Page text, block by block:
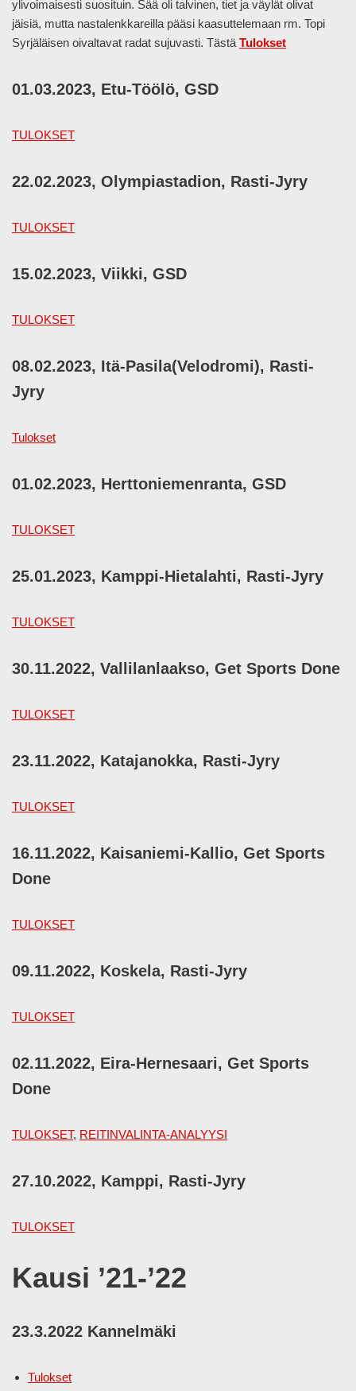
ylivoimaisesti suosituin. Sää oli talvinen, tiet ja väylät olivat
jäisiä, mutta nastalenkkareilla pääsi kaasuttelemaan rm. Topi
Syrjäläisen oivaltavat radat sujuvasti. TästäTulokset
01.03.2023, Etu-Töölö, GSD
TULOKSET
22.02.2023, Olympiastadion, Rasti-Jyry
TULOKSET
15.02.2023, Viikki, GSD
TULOKSET
08.02.2023, Itä-Pasila(Velodromi), Rasti-
Jyry
Tulokset
01.02.2023, Herttoniemenranta, GSD
TULOKSET
25.01.2023, Kamppi-Hietalahti, Rasti-Jyry
TULOKSET
30.11.2022, Vallilanlaakso, Get Sports Done
TULOKSET
23.11.2022, Katajanokka, Rasti-Jyry
TULOKSET
16.11.2022, Kaisaniemi-Kallio, Get Sports
Done
TULOKSET
09.11.2022, Koskela, Rasti-Jyry
TULOKSET
02.11.2022, Eira-Hernesaari, Get Sports
Done
TULOKSET, REITINVALINTA-ANALYYSI
27.10.2022, Kamppi, Rasti-Jyry
TULOKSET
Kausi ’21-’22
23.3.2022 Kannelmäki
Tulokset